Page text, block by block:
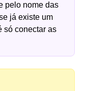
pelo nome das
já existe um
só conectar as